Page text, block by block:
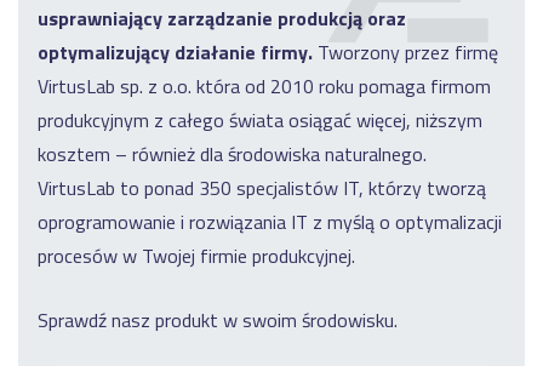
usprawniający zarządzanie produkcją oraz
optymalizujący działanie firmy. Tworzony przez firmę
VirtusLab sp. z o.o. która od 2010 roku pomaga firmom
produkcyjnym z całego świata osiągać więcej, niższym
kosztem – również dla środowiska naturalnego.
VirtusLab to ponad 350 specjalistów IT, którzy tworzą
oprogramowanie i rozwiązania IT z myślą o optymalizacji
procesów w Twojej firmie produkcyjnej.
Sprawdź nasz produkt w swoim środowisku.